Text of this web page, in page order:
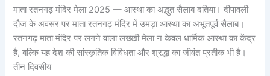
माता रतनगढ़ मंदिर मेला 2025 — आस्था का अद्भुत सैलाब दतिया। दीपावली
दौज के अवसर पर माता रतनगढ़ मंदिर में उमड़ा आस्था का अभूतपूर्व सैलाब।
रतनगढ़ माता मंदिर पर लगने वाला लख्खी मेला न केवल धार्मिक आस्था का केंद्र
है, बल्कि यह देश की सांस्कृतिक विविधता और श्रद्धा का जीवंत प्रतीक भी है।
तीन दिवसीय
रतनगढ़
धाम
पर
मां
रतनगढ़